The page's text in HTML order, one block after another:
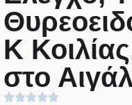
Κ
στο